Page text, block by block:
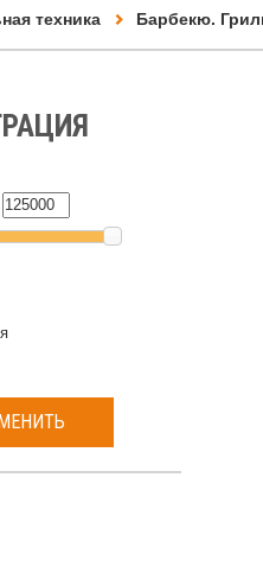
техника Барбекю.